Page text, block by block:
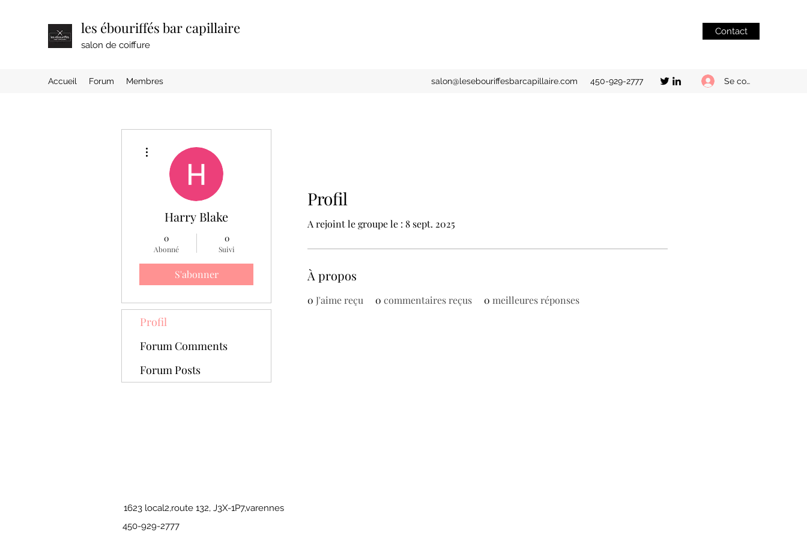
les ébouriffés bar capillaire
salon de coiffure
Contact
Accueil Forum Membres salon@lesebouriffesbarcapillaire.com 450-929-2777 Se connecter
Profil
A rejoint le groupe le : 8 sept. 2025
À propos
0 J'aime reçu 0 commentaires reçus 0 meilleures réponses
Harry Blake
0
Abonné
0
Suivi
S'abonner
Profil
Forum Comments
Forum Posts
1623 local2,route 132, J3X-1P7,varennes
450-929-2777